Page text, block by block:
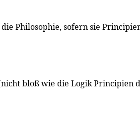
die Philosophie, sofern sie
bloß wie die Logik Principien